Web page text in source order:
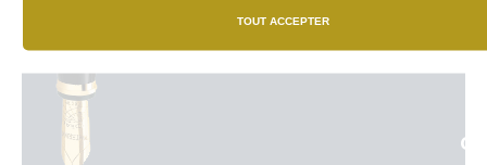
TOUT ACCEPTER
vrai